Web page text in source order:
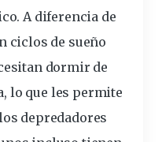
A diferencia de
ciclos de sueño
dormir de
, lo que les permite
depredadores